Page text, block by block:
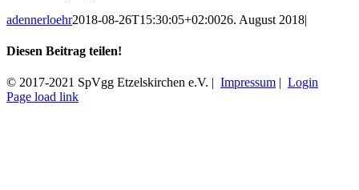
adennerloehr2018-08-26T15:30:05+02:0026. August 2018|
Diesen Beitrag teilen!
Facebook
X
E-
Mail
© 2017-2021 SpVgg Etzelskirchen e.V. | Impressum | Login
Facebook
Instagram
Page load link